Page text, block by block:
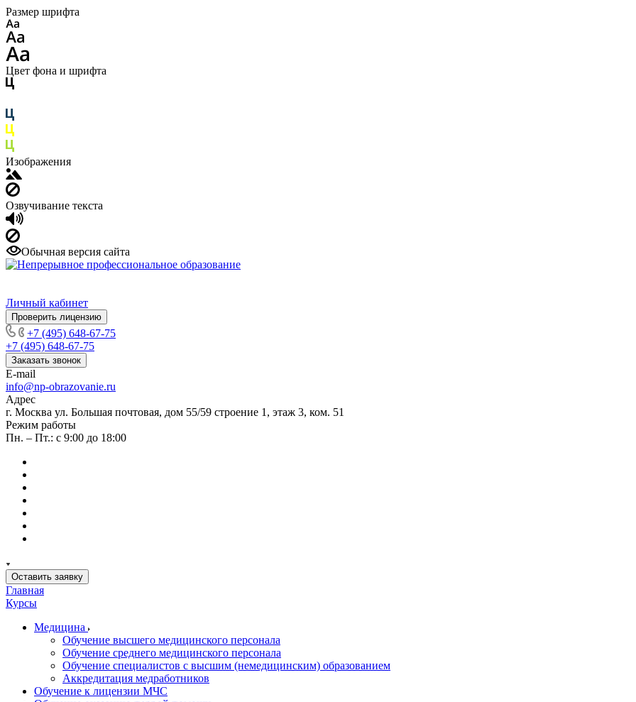
Размер шрифта
Цвет фона и шрифта
Изображения
Озвучивание текста
Обычная версия сайта
Личный кабинет
Проверить лицензию
+7 (495) 648-67-75
+7 (495) 648-67-75
Заказать звонок
E-mail
info@np-obrazovanie.ru
Адрес
г. Москва ул. Большая почтовая, дом 55/59 строение 1, этаж 3, ком. 51
Режим работы
Пн. – Пт.: с 9:00 до 18:00
Оставить заявку
Главная
Курсы
Медицина
Обучение высшего медицинского персонала
Обучение среднего медицинского персонала
Обучение специалистов с высшим (немедицинским) образованием
Аккредитация медработников
Обучение к лицензии МЧС